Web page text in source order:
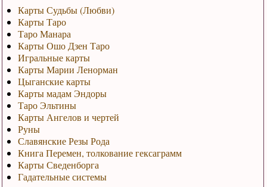
Карты Судьбы (Любви)
Карты Таро
Таро Манара
Карты Ошо Дзен Таро
Игральные карты
Карты Марии Ленорман
Цыганские карты
Карты мадам Эндоры
Таро Эльтины
Карты Ангелов и чертей
Руны
Славянские Резы Рода
Книга Перемен, толкование гексаграмм
Карты Сведенборга
Гадательные системы